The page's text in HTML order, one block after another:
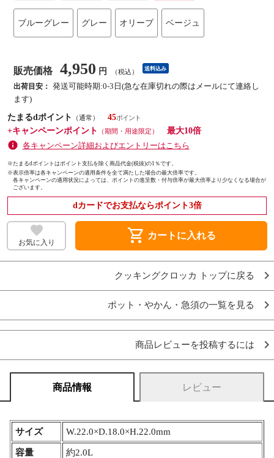
ブルーグレー グレー オリーブ ベージュ
販売価格 4,950 円 （税込） 送料込み
出荷目安： 発送可能時期:0-3日(急な在庫切れの際はメールにて連絡し
ます)
たまるdポイント
（通常）
45
+キャンペーンポイント
（期間・用途限定）
最大10倍
各キャンペーン詳細およびエントリーはこちら
※たまるdポイントはポイント支払を除く商品代金(税抜)の1％です。
※表示倍率は各キャンペーンの適用条件を全て満たした場合の最大倍率です。
各キャンペーンの適用状況によっては、ポイントの進呈数・付与倍率が最大倍率より少なくなる場合が
ございます。
dカードでお支払ならポイント3倍
お気に入り shopping_cart カートに入れる
クッキングクロッカ トップに戻る
ポット・やかん・急須の一覧を見る
商品レビューを投稿するには
商品情報 レビュー
サイズ W.22.0×D.18.0×H.22.0mm
容量 約2.0L